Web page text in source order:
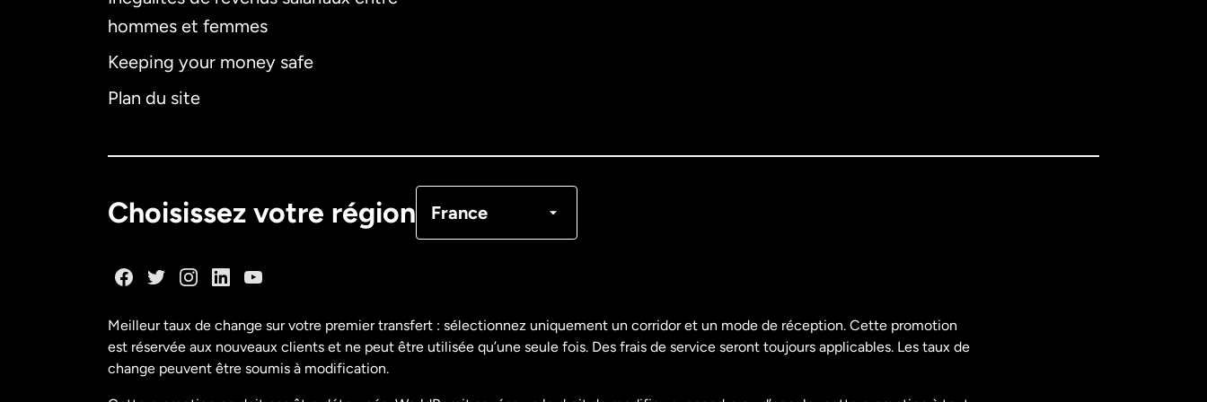
hommes et femmes
Keeping your money safe
Plan du site
Choisissez votre région France
États-Unis
Meilleur taux de change sur votre premier transfert : sélectionnez uniquement un corridor et un mode de réception. Cette promotion
est réservée aux nouveaux clients et ne peut être utilisée qu’une seule fois. Des frais de service seront toujours applicables. Les taux de
change peuvent être soumis à modification.